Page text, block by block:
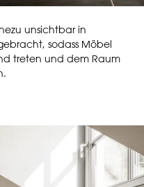
unsichtbar in
sodass Möbel
treten und dem Raum